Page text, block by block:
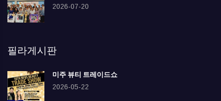
2026-07-20
필라게시판
미주 뷰티 트레이드쇼
2026-05-22